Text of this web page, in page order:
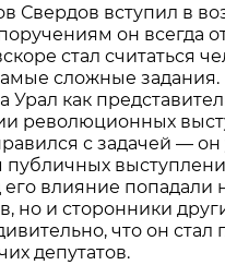
Свердов вступил в
он всегда
стал считаться
сложные задания.
Урал как
революционных
с задачей — он
публичных
влияние попадали
но и сторонники
что он стал
депутатов.